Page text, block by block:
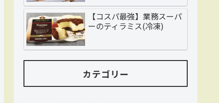
【コスパ最強】業務スーパ
ーのティラミス(冷凍)
カテゴリー